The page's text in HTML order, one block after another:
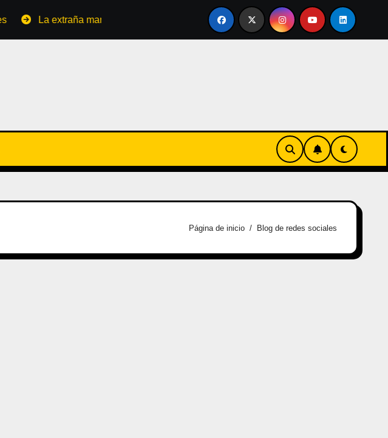
La extraña manera de convertirse en familia El primer tour de la India Chiquitina
Página de inicio Blog de redes sociales